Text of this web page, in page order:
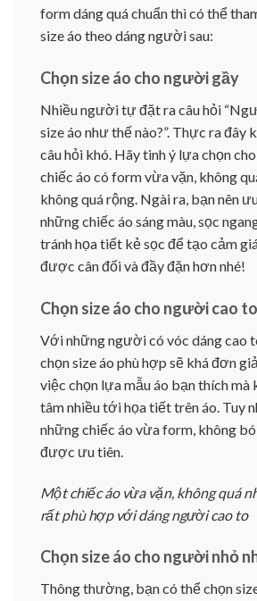
form dáng quá chuẩn thì có thể
size áo theo dáng người sau:
Chọn size áo cho người gầy
Nhiều người tự đặt ra câu hỏi
size áo như thế nào?”. Thực ra đây
câu hỏi khó. Hãy tinh ý lựa chọn
chiếc áo có form vừa vặn, không
không quá rộng. Ngài ra, bạn nên
những chiếc áo sáng màu, sọc
tránh họa tiết kẻ sọc để tạo cảm
được cân đối và đầy đặn hơn nhé!
Chọn size áo cho người cao to
Với những người có vóc dáng cao
chọn size áo phù hợp sẽ khá đơn
việc chọn lựa mẫu áo bạn thích mà
tâm nhiều tới họa tiết trên áo. Tuy
những chiếc áo vừa form, không
được ưu tiên.
Một chiếc áo vừa vặn, không quá
rất phù hợp với dáng người cao to
Chọn size áo cho người nhỏ
Thông thường, bạn có thể chọn